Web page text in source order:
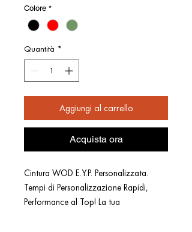
Colore *
Quantità *
Aggiungi al carrello
Acquista ora
Cintura WOD E.Y.P. Personalizzata.
Tempi di Personalizzazione Rapidi,
Performance al Top! La tua